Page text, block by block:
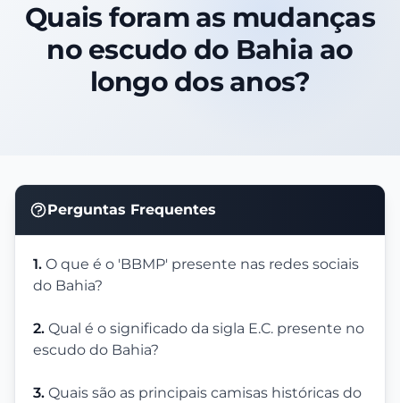
Quais foram as mudanças
no escudo do Bahia ao
longo dos anos?
Perguntas Frequentes
1. O que é o 'BBMP' presente nas redes sociais
do Bahia?
2. Qual é o significado da sigla E.C. presente no
escudo do Bahia?
3. Quais são as principais camisas históricas do